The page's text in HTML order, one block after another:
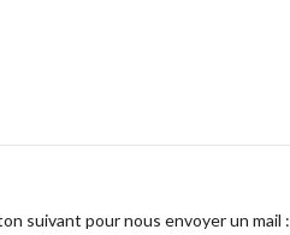
suivant pour nous envoyer un mail :